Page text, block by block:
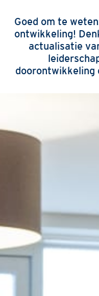
Goed om te
ontwikkeling!
actualisatie
doorontwikkeling